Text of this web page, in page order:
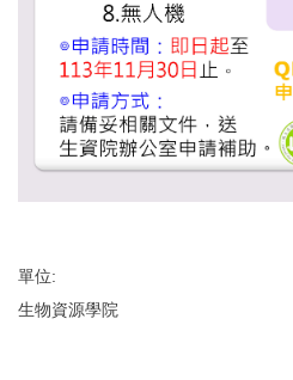
單位:
生物資源學院